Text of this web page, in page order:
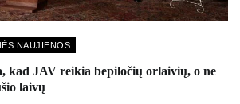
NAUJIENOS
kad JAV reikia bepiločių orlaivių, o ne
laivų